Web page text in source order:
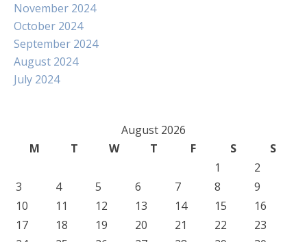
November 2024
October 2024
September 2024
August 2024
July 2024
August 2026
M
T W T F S
S
1
2
3
4 5 6 7 8
9
10
11 12 13 14 15
16
17
18 19 20 21 22
23